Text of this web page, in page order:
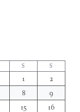
S S
1
2
8
9
15
16